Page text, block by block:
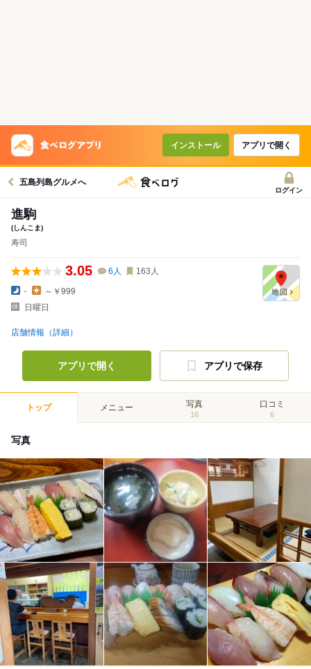
インストール アプリで開く
五島列島グルメへ
ログイン
進駒
(しんこま)
寿司
3.05 6 人 163 人
-
～￥999
日曜日
店舗情報（詳細）
アプリで開く アプリで保存
トップ メニュー 写真
16
口コミ
6
写真